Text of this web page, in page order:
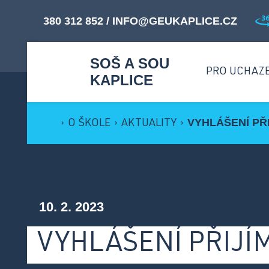
SOŠ A SOU
KAPLICE
PRO
Přehled oborů ›
Dny otevřených dveří ›
380 312 852 / INFO@GEUKAPLICE.CZ
› O ŠKOLE › AKTUALITY › VYHLÁŠENÍ
10. 2. 2023
VYHLÁŠENÍ